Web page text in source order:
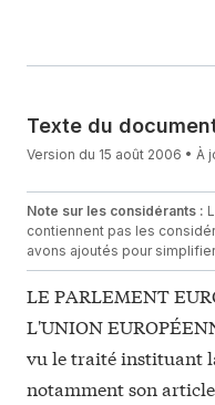
Texte du
Version du 15 août 2006 • À
Note sur les considérants :
contiennent pas les
avons ajoutés pour
LE PARLEMENT
L'UNION
vu le traité instituant
notamment son